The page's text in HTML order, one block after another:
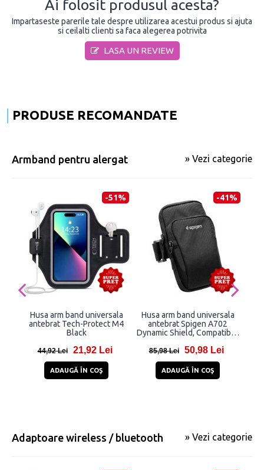
Ai folosit produsul acesta?
Impartaseste parerile tale despre utilizarea acestui produs si ajuta
si ceilalti clienti sa faca alegerea potrivita
LASA UN REVIEW
PRODUSE RECOMANDATE
Armband pentru alergat » Vezi categorie
-51%
Husa arm band universala
antebrat Tech-Protect M4
Black
44,92 Lei 21,92 Lei
ADAUGĂ ÎN COŞ
-41%
Husa arm band universala
antebrat Spigen A702
Dynamic Shield, Compatibila
inch, Negru
85,98 Lei 50,98 Lei
ADAUGĂ ÎN COŞ
Adaptoare wireless / bluetooth » Vezi categorie